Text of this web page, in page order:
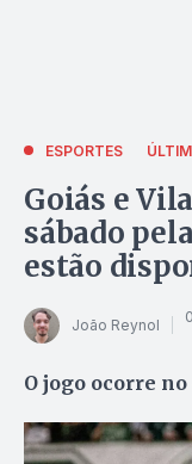
ESPORTES
Goiás e
sábado
estão
João Reynol
O jogo ocorre